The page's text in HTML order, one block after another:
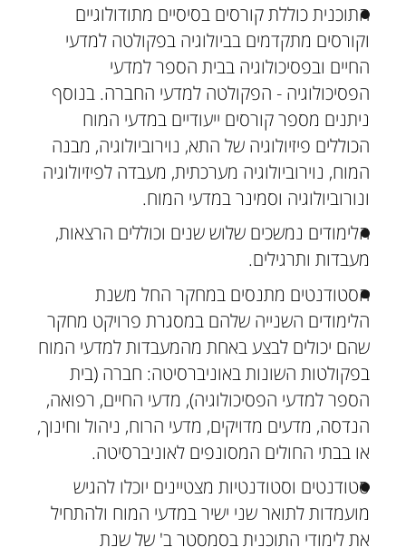
התוכנית כוללת קורסים בסיסיים מתודולוגיים
וקורסים מתקדמים בביולוגיה בפקולטה למדעי
החיים ובפסיכולוגיה בבית הספר למדעי
הפסיכולוגיה - הפקולטה למדעי החברה. בנוסף
ניתנים מספר קורסים ייעודיים במדעי המוח
הכוללים פיזיולוגיה של התא, נוירוביולוגיה, מבנה
המוח, נוירוביולוגיה מערכתית, מעבדה לפיזיולוגיה
ונורוביולוגיה וסמינר במדעי המוח.
הלימודים נמשכים שלוש שנים וכוללים הרצאות,
מעבדות ותרגילים.
הסטודנטים מתנסים במחקר החל משנת
הלימודים השנייה שלהם במסגרת פרויקט מחקר
שהם יכולים לבצע באחת מהמעבדות למדעי המוח
בפקולטות השונות באוניברסיטה: חברה (בית
הספר למדעי הפסיכולוגיה), מדעי החיים, רפואה,
הנדסה, מדעים מדויקים, מדעי הרוח, ניהול וחינוך,
או בבתי החולים המסונפים לאוניברסיטה.
סטודנטים וסטודנטיות מצטיינים יוכלו להגיש
מועמדות לתואר שני ישיר במדעי המוח ולהתחיל
את לימודי התוכנית בסמסטר ב' של שנת